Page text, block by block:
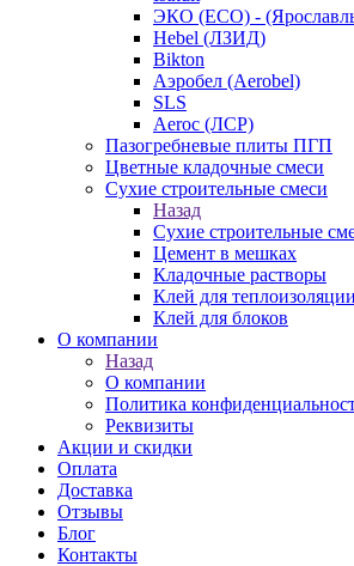
ЭКО (ECO) -
Hebel (ЛЗИД)
Bikton
Аэробел (Aerobel)
SLS
Aeroc (ЛСР)
Пазогребневые плиты ПГП
Цветные кладочные смеси
Сухие строительные смеси
Назад
Сухие строительные
Цемент в мешках
Кладочные растворы
Клей для теплоизоляции
Клей для блоков
О компании
Назад
О компании
Политика
Реквизиты
Акции и скидки
Оплата
Доставка
Отзывы
Блог
Контакты